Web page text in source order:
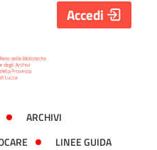
ARCHIVI
LINEE GUIDA
Accedi